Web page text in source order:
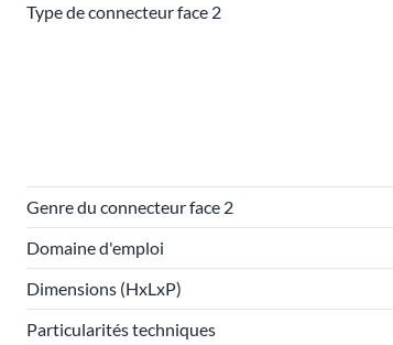
Type de connecteur face 2
Genre du connecteur face 2
Domaine d'emploi
Dimensions (HxLxP)
Particularités techniques